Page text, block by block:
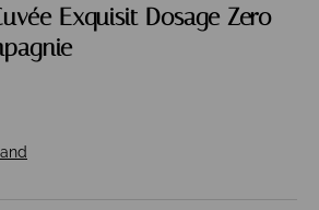
Exquisit Dosage Zero